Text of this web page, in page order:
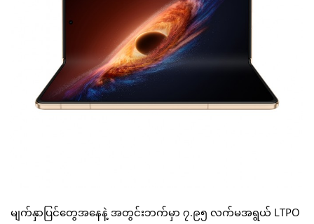
မျက်နှာပြင်တွေအနေနဲ့ အတွင်းဘက်မှာ ၇.၉၅ လက်မအရွယ် LTPO